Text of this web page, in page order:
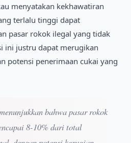
menyatakan kekhawatiran
terlalu tinggi dapat
pasar rokok ilegal yang tidak
ini justru dapat merugikan
potensi penerimaan cukai yang
bahwa pasar rokok
8-10% dari total